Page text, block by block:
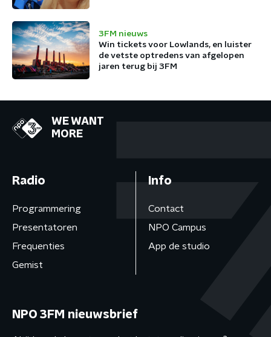
3FM nieuws
Win tickets voor Lowlands, en luister
de vetste optredens van afgelopen
jaren terug bij 3FM
WE WANT
MORE
Radio
Programmering
Presentatoren
Frequenties
Gemist
Info
Contact
NPO Campus
App de studio
NPO 3FM nieuwsbrief